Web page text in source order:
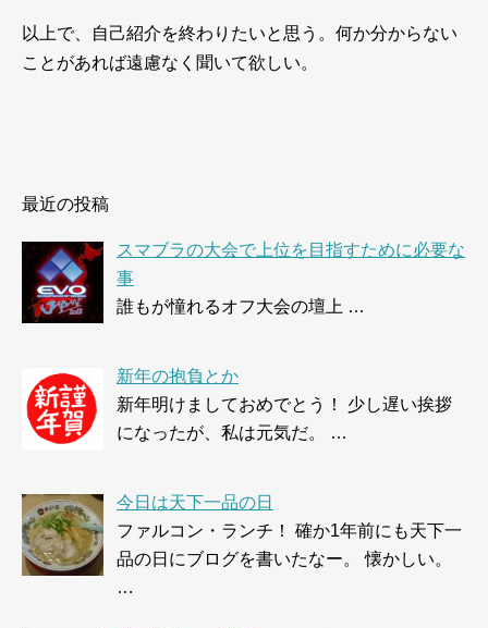
以上で、自己紹介を終わりたいと思う。何か分からない
ことがあれば遠慮なく聞いて欲しい。
最近の投稿
スマブラの大会で上位を目指すために必要な
事
誰もが憧れるオフ大会の壇上 …
新年の抱負とか
新年明けましておめでとう！ 少し遅い挨拶
になったが、私は元気だ。 …
今日は天下一品の日
ファルコン・ランチ！ 確か1年前にも天下一
品の日にブログを書いたなー。 懐かしい。
…